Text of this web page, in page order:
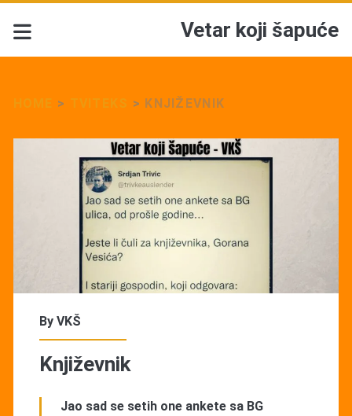
Vetar koji šapuće
> > KNJIŽEVNIK
By VKŠ
Književnik
Jao sad se setih one ankete sa BG